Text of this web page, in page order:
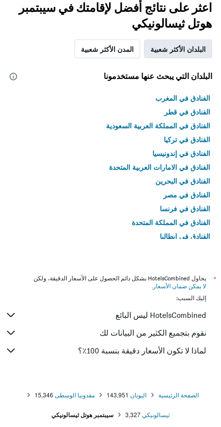
اعثر على نتائج أفضل لإقامتك في سيبتمبر
هوتل ثيسالونيكي
البلدان الأكثر شعبية المدن الأكثر شعبية
البلدان التي يبحث عنها مستخدمونا
الفنادق في المغرب
الفنادق في قطر
الفنادق في المملكة العربية السعودية
الفنادق في تركيا
الفنادق في إندونيسيا
الفنادق في الامارات العربية المتحدة
الفنادق في البحرين
الفنادق في مصر
الفنادق في فرنسا
الفنادق في المملكة المتحدة
الفنادق في إيطاليا
*
يحاول HotelsCombined بشكل دائم الحصول على الأسعار الدقيقة، ولكن
لا يمكن ضمان الأسعار .
إليك السبب:
HotelsCombined ليس البائع
نقوم بتجميع الكثير من البيانات لك
لماذا لا تكون الأسعار دقيقة بنسبة 100٪؟
الصفحة الرئيسية اليونان 143,951 مقدونيا الوسطى 15,346
ثيسالونيكي3,327 سيبتمبر هوتل ثيسالونيكي